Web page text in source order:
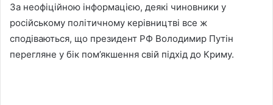
За неофіційною інформацією, деякі чиновники у
російському політичному керівництві все ж
сподіваються, що президент РФ Володимир Путін
перегляне у бік пом’якшення свій підхід до Криму.